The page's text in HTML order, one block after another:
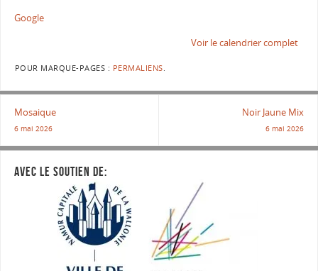
Google
Voir le calendrier complet
POUR MARQUE-PAGES : PERMALIENS.
Mosaique
6 mai 2026
Noir Jaune Mix
6 mai 2026
AVEC LE SOUTIEN DE: